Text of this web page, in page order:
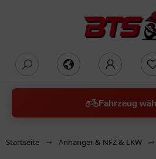
Fahrzeug
Startseite Anhänger & NFZ & LKW